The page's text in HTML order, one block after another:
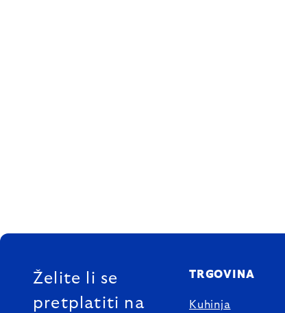
FOOTER
Želite li se
pretplatiti na
TRGOVINA
Kuhinja